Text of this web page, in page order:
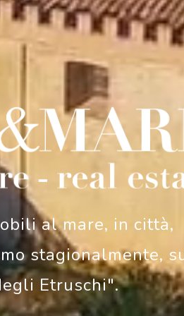
al mare, in città,
stagionalmente,
Etruschi".